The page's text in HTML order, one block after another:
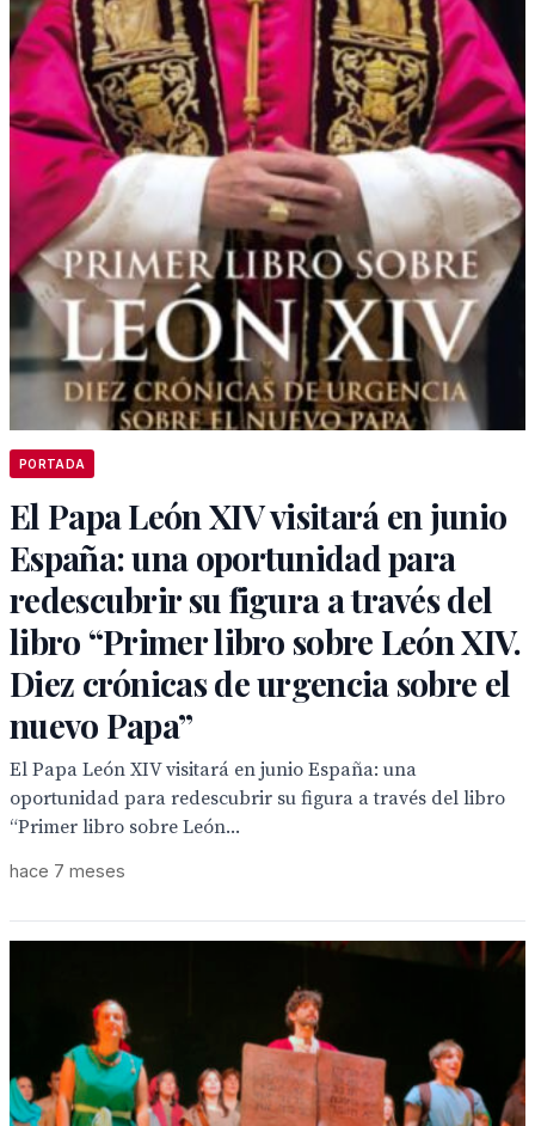
PORTADA
El Papa León XIV visitará en junio
España: una oportunidad para
redescubrir su figura a través del
libro “Primer libro sobre León XIV.
Diez crónicas de urgencia sobre el
nuevo Papa”
El Papa León XIV visitará en junio España: una
oportunidad para redescubrir su figura a través del libro
“Primer libro sobre León...
hace 7 meses